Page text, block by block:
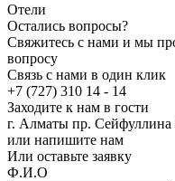
Отели
Остались вопросы?
Свяжитесь с нами и мы
вопросу
Связь с нами в один клик
+7 (727) 310 14 - 14
Заходите к нам в гости
г. Алматы пр. Сейфуллина
или напишите нам
Или оставьте заявку
Ф.И.О